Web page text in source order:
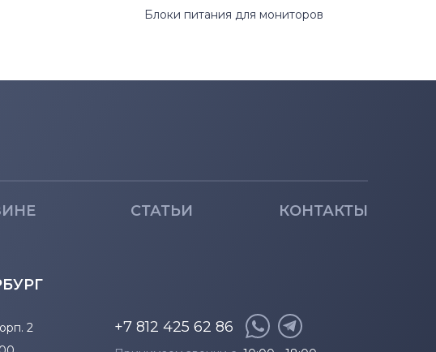
Блоки питания для мониторов
СТАТЬИ КОНТАКТЫ
2
+7 812 425 62 86